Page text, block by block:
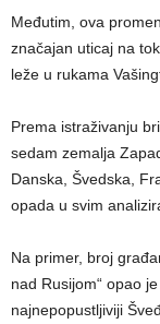
Međutim, ova
značajan uticaj na
leže u rukama
Prema istraživanju
sedam zemalja
Danska, Švedska,
opada u svim
Na primer, broj
nad Rusijom“ opao
najnepopustljiviji